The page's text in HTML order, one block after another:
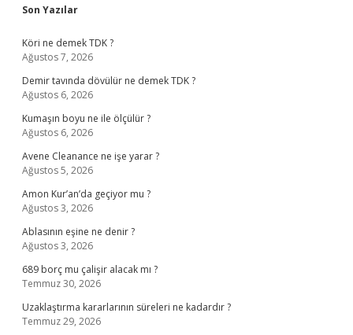
Sidebar
Son Yazılar
Köri ne demek TDK ?
Ağustos 7, 2026
Demir tavında dövülür ne demek TDK ?
Ağustos 6, 2026
Kumaşın boyu ne ile ölçülür ?
Ağustos 6, 2026
Avene Cleanance ne işe yarar ?
Ağustos 5, 2026
Amon Kur’an’da geçiyor mu ?
Ağustos 3, 2026
Ablasının eşine ne denir ?
Ağustos 3, 2026
689 borç mu çalişir alacak mı ?
Temmuz 30, 2026
Uzaklaştırma kararlarının süreleri ne kadardır ?
Temmuz 29, 2026